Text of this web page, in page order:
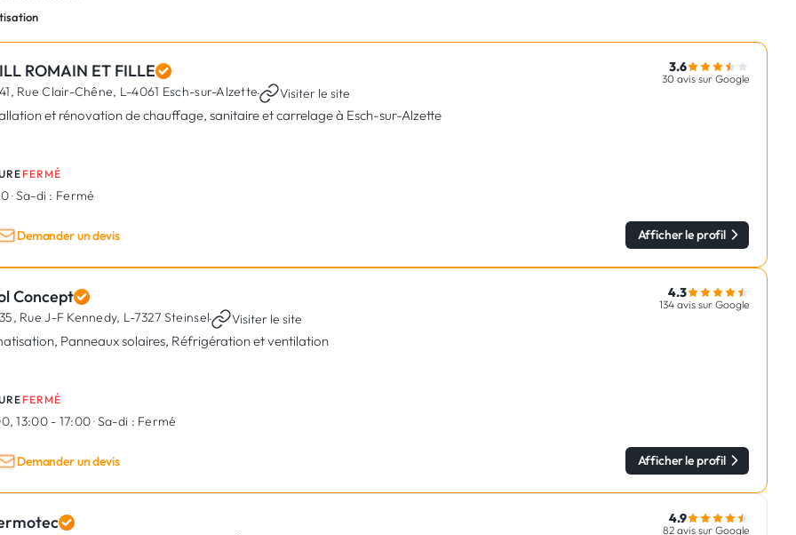
ROMAIN ET FILLE
41, Rue Clair-Chêne, L-4061 Esch-sur-Alzette· Visiter le site
et rénovation de chauffage, sanitaire et carrelage à Esch-sur-Alzette
3.6
30 avis sur Google
FERMÉ
·Sa-di : Fermé
Demander un devis Afficher le profil
Concept
35, Rue J-F Kennedy, L-7327 Steinsel· Visiter le site
Panneaux solaires, Réfrigération et ventilation
4.3
134 avis sur Google
FERMÉ
13:00 - 17:00·Sa-di : Fermé
Demander un devis Afficher le profil
4.9
82 avis sur Google